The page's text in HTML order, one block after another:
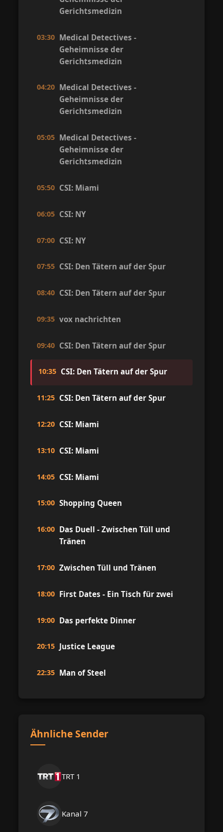
Gerichtsmedizin
03:30 Medical Detectives -
Geheimnisse der
Gerichtsmedizin
04:20 Medical Detectives -
Geheimnisse der
Gerichtsmedizin
05:05 Medical Detectives -
Geheimnisse der
Gerichtsmedizin
05:50 CSI: Miami
06:05 CSI: NY
07:00 CSI: NY
07:55 CSI: Den Tätern auf der Spur
08:40 CSI: Den Tätern auf der Spur
09:35 vox nachrichten
09:40 CSI: Den Tätern auf der Spur
10:35 CSI: Den Tätern auf der Spur
11:25 CSI: Den Tätern auf der Spur
12:20 CSI: Miami
13:10 CSI: Miami
14:05 CSI: Miami
15:00 Shopping Queen
16:00 Das Duell - Zwischen Tüll und
Tränen
17:00 Zwischen Tüll und Tränen
18:00 First Dates - Ein Tisch für zwei
19:00 Das perfekte Dinner
20:15 Justice League
22:35 Man of Steel
Ähnliche Sender
TRT 1
Kanal 7